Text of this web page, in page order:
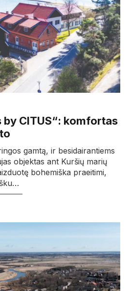
by CITUS“: komfortas
gamtą, ir besidairantiems
objektas ant Kuršių marių
bohemiška praeitimi,